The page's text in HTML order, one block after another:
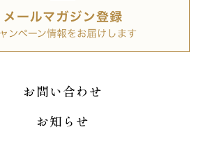
お問い合わせ
お知らせ